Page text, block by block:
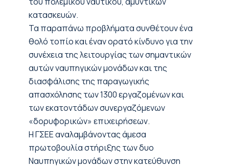
κατασκευών.
Τα παραπάνω προβλήματα συνθέτουν ένα
θολό τοπίο και έναν ορατό κίνδυνο για την
συνέχεια της λειτουργίας των σημαντικών
αυτών ναυπηγικών μονάδων και της
διασφάλισης της παραγωγικής
απασχόλησης των 1300 εργαζομένων και
των εκατοντάδων συνεργαζόμενων
«δορυφορικών» επιχειρήσεων.
Η ΓΣΕΕ αναλαμβάνοντας άμεσα
πρωτοβουλία στήριξης των δυο
Ναυπηγικών μονάδων στην κατεύθυνση